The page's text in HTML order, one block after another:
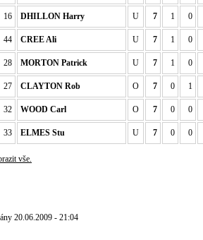
16 DHILLON Harry U 7 1 0
44 CREE Ali U 7 1 0
28 MORTON Patrick U 7 1 0
27 CLAYTON Rob O 7 0 1
32 WOOD Carl O 7 0 0
33 ELMES Stu U 7 0 0
vše.
20.06.2009 - 21:04